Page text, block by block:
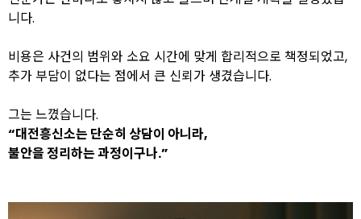
니다.
비용은 사건의 범위와 소요 시간에 맞게 합리적으로 책정되었고,
추가 부담이 없다는 점에서 큰 신뢰가 생겼습니다.
그는 느꼈습니다.
“대전흥신소는 단순히 상담이 아니라,
불안을 정리하는 과정이구나.”